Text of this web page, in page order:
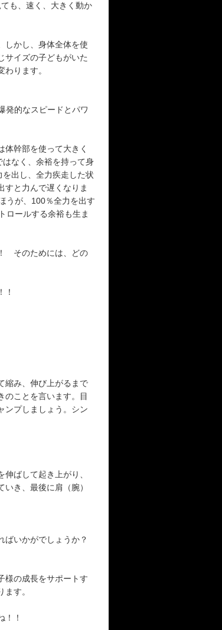
も、速く、大きく動か
しかし、身体全体を使
サイズの子どもがいた
ります。
発的なスピードとパワ
体幹部を使って大きく
なく、余裕を持って身
出し、全力疾走した状
すと力んで遅くなりま
うが、100％全力を出す
ロールする余裕も生ま
そのためには、どの
！
縮み、伸び上がるまで
のことを言います。目
ンプしましょう。シン
ばして起き上がり、
き、最後に肩（腕）
ばいかがでしょうか？
様の成長をサポートす
す。
！！